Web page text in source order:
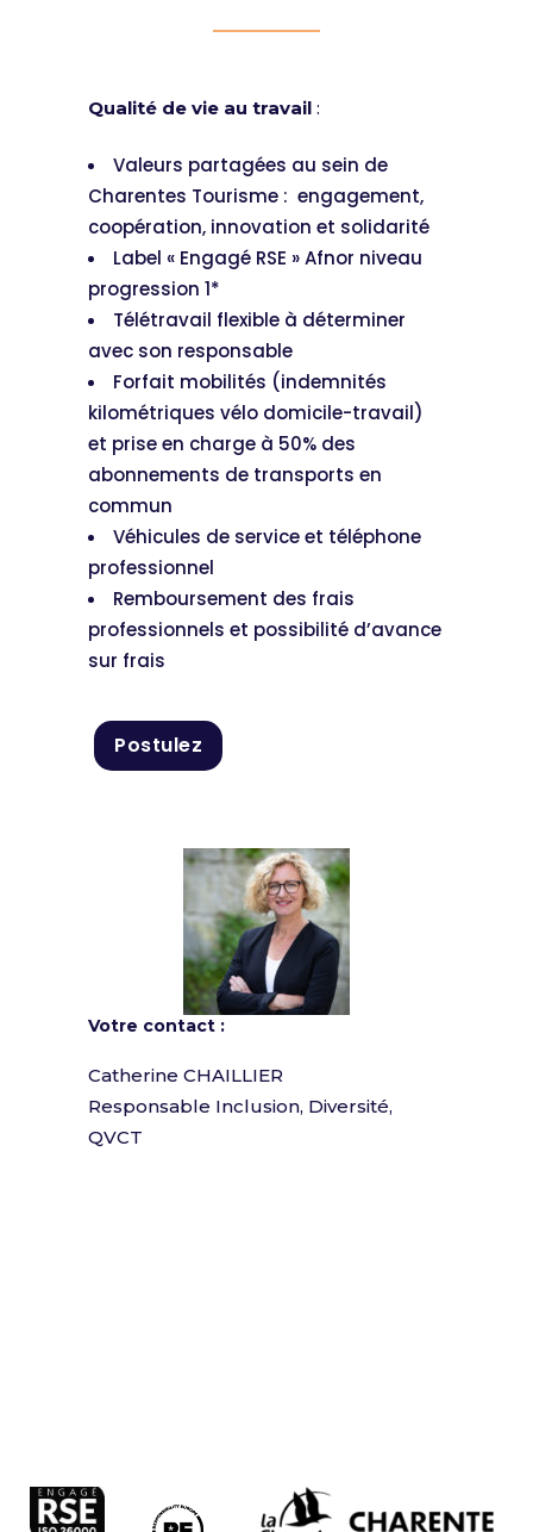
Qualité de vie au travail :
Valeurs partagées au sein de
Charentes Tourisme : engagement,
coopération, innovation et solidarité
Label « Engagé RSE » Afnor niveau
progression 1*
Télétravail flexible à déterminer
avec son responsable
Forfait mobilités (indemnités
kilométriques vélo domicile-travail)
et prise en charge à 50% des
abonnements de transports en
commun
Véhicules de service et téléphone
professionnel
Remboursement des frais
professionnels et possibilité d’avance
sur frais
Postulez
Votre contact :
Catherine CHAILLIER
Responsable Inclusion, Diversité,
QVCT